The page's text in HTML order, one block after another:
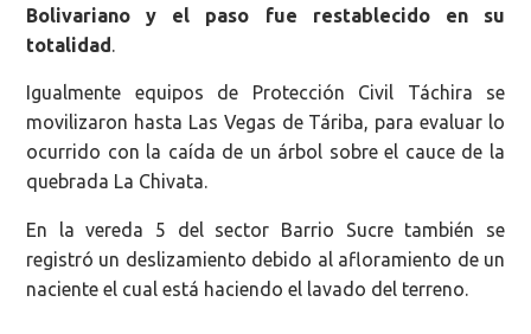
Bolivariano y el paso fue restablecido en su
totalidad.
Igualmente equipos de Protección Civil Táchira se
movilizaron hasta Las Vegas de Táriba, para evaluar lo
ocurrido con la caída de un árbol sobre el cauce de la
quebrada La Chivata.
En la vereda 5 del sector Barrio Sucre también se
registró un deslizamiento debido al afloramiento de un
naciente el cual está haciendo el lavado del terreno.